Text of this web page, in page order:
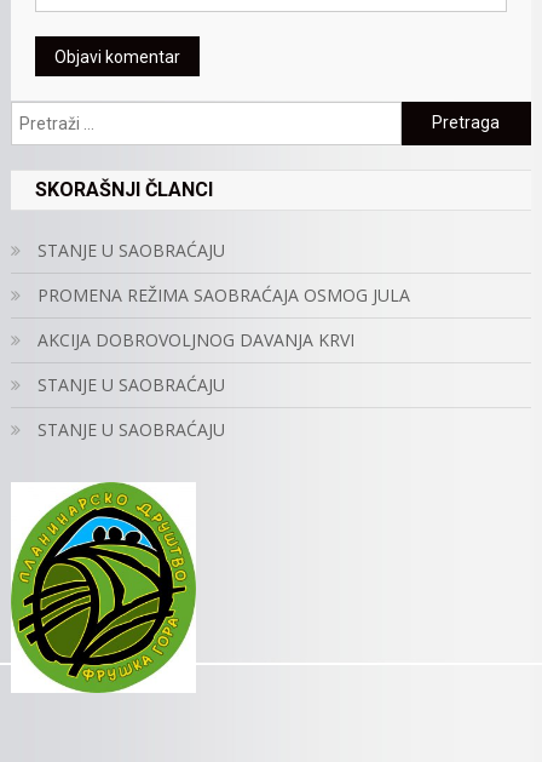
Pretraga:
SKORAŠNJI ČLANCI
STANJE U SAOBRAĆAJU
PROMENA REŽIMA SAOBRAĆAJA OSMOG JULA
AKCIJA DOBROVOLJNOG DAVANJA KRVI
STANJE U SAOBRAĆAJU
STANJE U SAOBRAĆAJU